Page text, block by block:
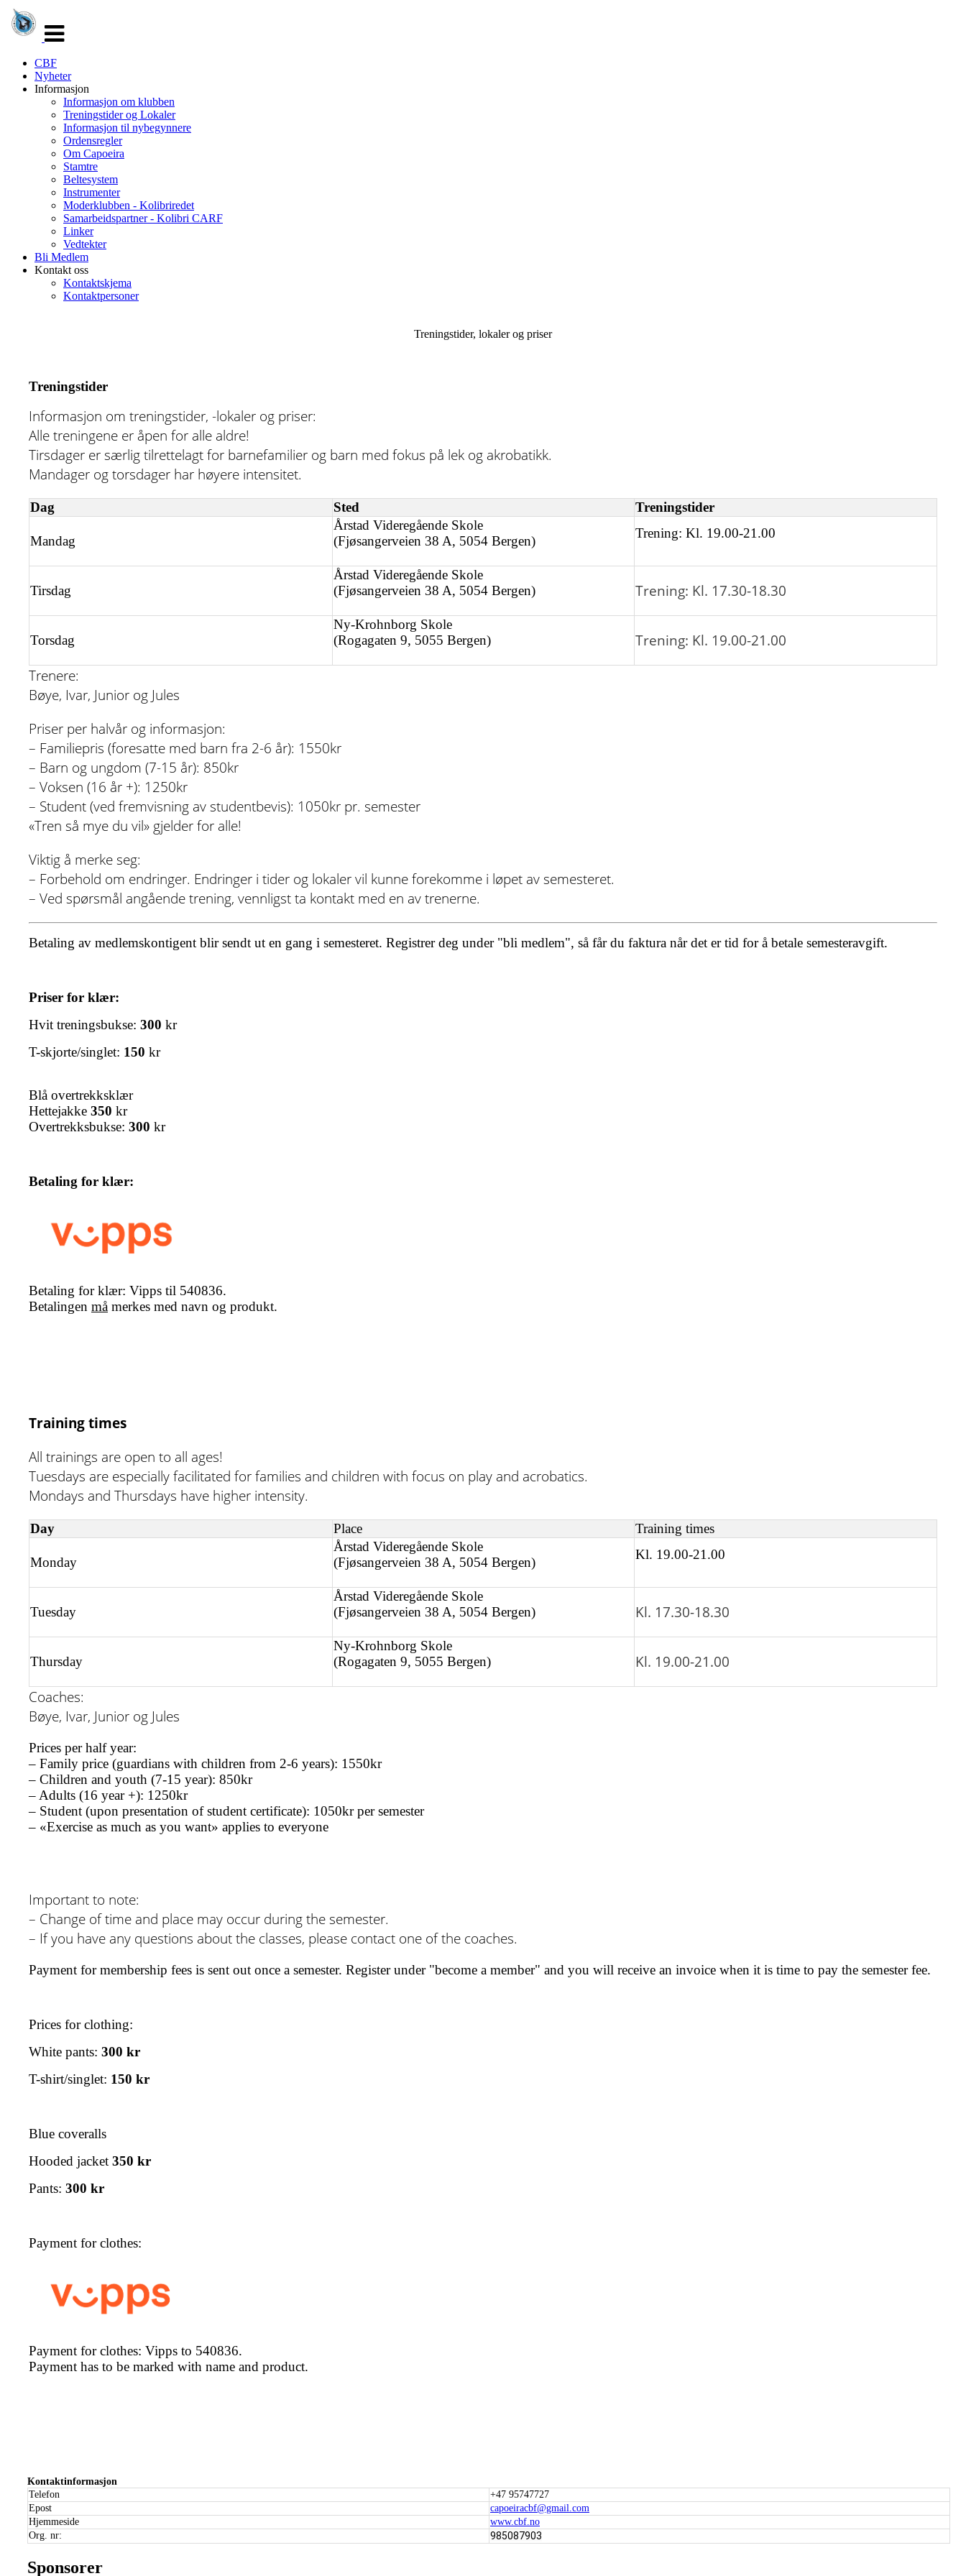
navigasjon
CBF
Nyheter
Informasjon
Informasjon om klubben
Treningstider og Lokaler
Informasjon til nybegynnere
Ordensregler
Om Capoeira
Stamtre
Beltesystem
Instrumenter
Moderklubben - Kolibriredet
Samarbeidspartner - Kolibri CARF
Linker
Vedtekter
Bli Medlem
Kontakt oss
Kontaktskjema
Kontaktpersoner
Treningstider, lokaler og priser
Treningstider
Informasjon om treningstider, -lokaler og priser:
Alle treningene er åpen for alle aldre!
Tirsdager er særlig tilrettelagt for barnefamilier og barn med fokus på lek og akrobatikk.
Mandager og torsdager har høyere intensitet.
Dag Sted Treningstider
Mandag
Årstad Videregående Skole
(Fjøsangerveien 38 A, 5054 Bergen)
Trening: Kl. 19.00-21.00
Tirsdag
Årstad Videregående Skole
(Fjøsangerveien 38 A, 5054 Bergen)
Trening: Kl. 17.30-18.30
Torsdag
Ny-Krohnborg Skole
(Rogagaten 9, 5055 Bergen)
Trening: Kl. 19.00-21.00
Trenere:
Bøye, Ivar, Junior og Jules
Priser per halvår og informasjon:
– Familiepris (foresatte med barn fra 2-6 år): 1550kr
– Barn og ungdom (7-15 år): 850kr
– Voksen (16 år +): 1250kr
– Student (ved fremvisning av studentbevis): 1050kr pr. semester
«Tren så mye du vil» gjelder for alle!
Viktig å merke seg:
– Forbehold om endringer. Endringer i tider og lokaler vil kunne forekomme i løpet av semesteret.
– Ved spørsmål angående trening, vennligst ta kontakt med en av trenerne.
Betaling av medlemskontigent blir sendt ut en gang i semesteret. Registrer deg under "bli medlem", så får du faktura når det er tid for å betale semesteravgift.
Priser for klær:
Hvit treningsbukse: 300 kr
T-skjorte/singlet: 150 kr
Blå overtrekksklær
Hettejakke 350 kr
Overtrekksbukse: 300 kr
Betaling for klær:
Betaling for klær: Vipps til 540836.
Betalingen må merkes med navn og produkt.
Training times
All trainings are open to all ages!
Tuesdays are especially facilitated for families and children with focus on play and acrobatics.
Mondays and Thursdays have higher intensity.
Day Place Training times
Monday
Årstad Videregående Skole
(Fjøsangerveien 38 A, 5054 Bergen)
Kl. 19.00-21.00
Tuesday
Årstad Videregående Skole
(Fjøsangerveien 38 A, 5054 Bergen)
Kl. 17.30-18.30
Thursday
Ny-Krohnborg Skole
(Rogagaten 9, 5055 Bergen)
Kl. 19.00-21.00
Coaches:
Bøye, Ivar, Junior og Jules
Prices per half year:
– Family price (guardians with children from 2-6 years): 1550kr
– Children and youth (7-15 year): 850kr
– Adults (16 year +): 1250kr
– Student (upon presentation of student certificate): 1050kr per semester
– «Exercise as much as you want» applies to everyone
Important to note:
– Change of time and place may occur during the semester.
– If you have any questions about the classes, please contact one of the coaches.
Payment for membership fees is sent out once a semester. Register under "become a member" and you will receive an invoice when it is time to pay the semester fee.
Prices for clothing:
White pants: 300 kr
T-shirt/singlet: 150 kr
Blue coveralls
Hooded jacket 350 kr
Pants: 300 kr
Payment for clothes:
Payment for clothes: Vipps to 540836.
Payment has to be marked with name and product.
Kontaktinformasjon
Telefon
+47 95747727
Epost
capoeiracbf@gmail.com
Hjemmeside
www.cbf.no
Org. nr:
985087903
Sponsorer